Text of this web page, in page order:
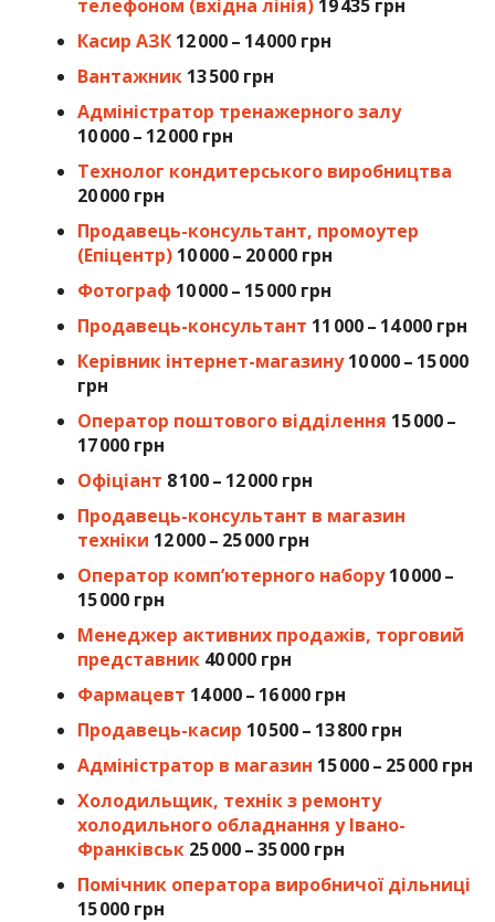
телефоном (вхідна лінія)19 435 грн
Касир АЗК 12 000 – 14 000 грн
Вантажник 13 500 грн
Адміністратор тренажерного залу
10 000 – 12 000 грн
Технолог кондитерського виробництва
20 000 грн
Продавець-консультант, промоутер
(Епіцентр) 10 000 – 20 000 грн
Фотограф10 000 – 15 000 грн
Продавець-консультант 11 000 – 14 000 грн
Керівник інтернет-магазину 10 000 – 15 000
грн
Оператор поштового відділення 15 000 –
17 000 грн
Офіціант 8 100 – 12 000 грн
Продавець-консультант в магазин
техніки 12 000 – 25 000 грн
Оператор комп’ютерного набору 10 000 –
15 000 грн
Менеджер активних продажів, торговий
представник 40 000 грн
Фармацевт 14 000 – 16 000 грн
Продавець-касир 10 500 – 13 800 грн
Адміністратор в магазин 15 000 – 25 000 грн
Холодильщик, технік з ремонту
холодильного обладнання у Івано-
Франківськ 25 000 – 35 000 грн
Помічник оператора виробничої дільниці
15 000 грн